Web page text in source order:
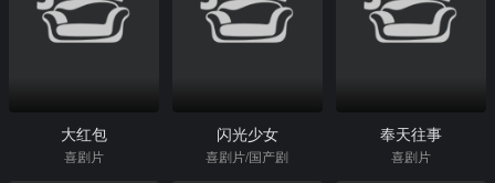
大红包
喜剧片
闪光少女
喜剧片/国产剧
奉天往事
喜剧片